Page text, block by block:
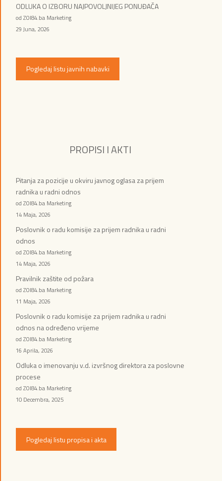
ODLUKA O IZBORU NAJPOVOLJNIJEG PONUĐAČA
od ZOI84.ba Marketing
29 Juna, 2026
Pogledaj listu javnih nabavki
PROPISI I AKTI
Pitanja za pozicije u okviru javnog oglasa za prijem
radnika u radni odnos
od ZOI84.ba Marketing
14 Maja, 2026
Poslovnik o radu komisije za prijem radnika u radni
odnos
od ZOI84.ba Marketing
14 Maja, 2026
Pravilnik zaštite od požara
od ZOI84.ba Marketing
11 Maja, 2026
Poslovnik o radu komisije za prijem radnika u radni
odnos na određeno vrijeme
od ZOI84.ba Marketing
16 Aprila, 2026
Odluka o imenovanju v.d. izvršnog direktora za poslovne
procese
od ZOI84.ba Marketing
10 Decembra, 2025
Pogledaj listu propisa i akta